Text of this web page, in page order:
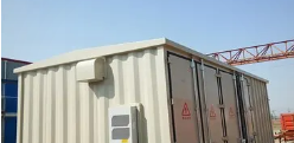
除尘周期：风冷系
容量校准：每6个月
实测数据：
严格执行